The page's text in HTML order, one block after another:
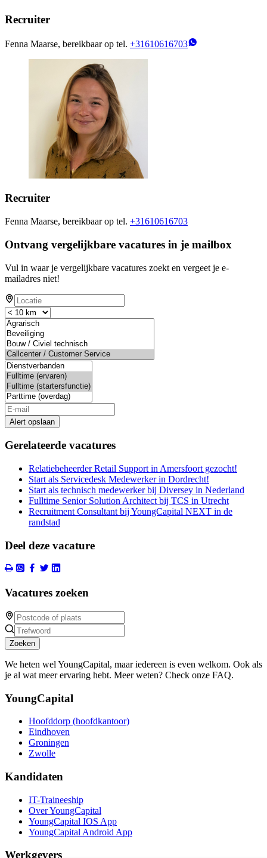
Recruiter
Fenna Maarse, bereikbaar op tel. +31610616703
Recruiter
Fenna Maarse, bereikbaar op tel. +31610616703
Ontvang vergelijkbare vacatures in je mailbox
Vul in waar je vergelijkbare vacatures zoekt en vergeet je e-
mailadres niet!
Alert opslaan
Gerelateerde vacatures
Relatiebeheerder Retail Support in Amersfoort gezocht!
Start als Servicedesk Medewerker in Dordrecht!
Start als technisch medewerker bij Diversey in Nederland
Fulltime Senior Solution Architect bij TCS in Utrecht
Recruitment Consultant bij YoungCapital NEXT in de
randstad
Deel deze vacature
Vacatures zoeken
Zoeken
We heten wel YoungCapital, maar iedereen is even welkom. Ook als
je al wat meer ervaring hebt. Meer weten? Check onze FAQ.
YoungCapital
Hoofddorp (hoofdkantoor)
Eindhoven
Groningen
Zwolle
Kandidaten
IT-Traineeship
Over YoungCapital
YoungCapital IOS App
YoungCapital Android App
Werkgevers